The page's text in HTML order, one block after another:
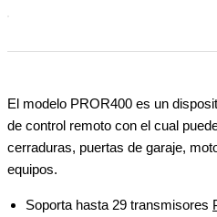
El modelo PROR400 es un
de control remoto con el cual
cerraduras, puertas de garaje,
equipos.
Soporta hasta 29 transmisores